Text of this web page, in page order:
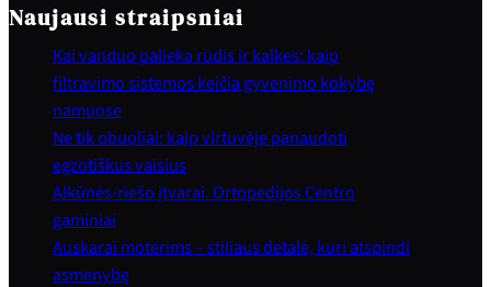
Naujausi straipsniai
Kai vanduo palieka rūdis ir kalkes: kaip
filtravimo sistemos keičia gyvenimo kokybę
namuose
Ne tik obuoliai: kaip virtuvėje panaudoti
egzotiškus vaisius
Alkūnės-riešo įtvarai. Ortopedijos Centro
gaminiai
Auskarai moterims – stiliaus detalė, kuri atspindi
asmenybę